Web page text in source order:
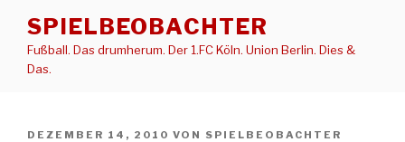
Inhalt
springen
SPIELBEOBACHTER
Fußball. Das drumherum. Der 1.FC Köln. Union Berlin. Dies &
Das.
VERÖFFENTLICHT
DEZEMBER 14, 2010 VON SPIELBEOBACHTER